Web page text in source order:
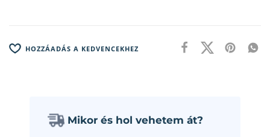
HOZZÁADÁS A KEDVENCEKHEZ
Mikor és hol vehetem át?